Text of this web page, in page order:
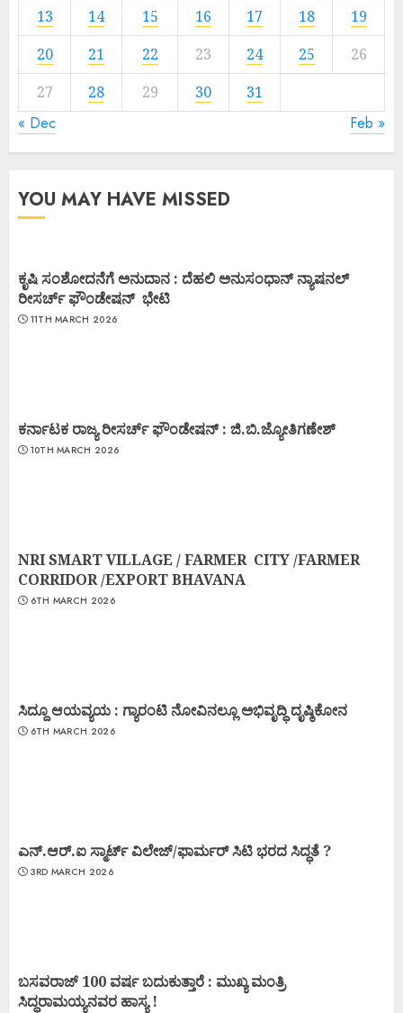
13
14 15 16 17 18
19
20
21 22 23 24 25
26
27
28 29 30 31
« Dec Feb »
YOU MAY HAVE MISSED
ಕೃಷಿ ಸಂಶೋದನೆಗೆ ಅನುದಾನ : ದೆಹಲಿ ಅನುಸಂಧಾನ್ ನ್ಯಾಷನಲ್
ರೀಸರ್ಚ್ ಫೌಂಡೇಷನ್ ಭೇಟಿ
11TH MARCH 2026
ಕರ್ನಾಟಕ ರಾಜ್ಯ ರೀಸರ್ಚ್ ಫೌಂಡೇಷನ್ : ಜಿ.ಬಿ.ಜ್ಯೋತಿಗಣೇಶ್
10TH MARCH 2026
NRI SMART VILLAGE / FARMER CITY /FARMER
CORRIDOR /EXPORT BHAVANA
6TH MARCH 2026
ಸಿದ್ದೂ ಆಯವ್ಯಯ : ಗ್ಯಾರಂಟಿ ನೋವಿನಲ್ಲೂ ಅಭಿವೃದ್ಧಿ ದೃಷ್ಠಿಕೋನ
6TH MARCH 2026
ಎನ್.ಆರ್.ಐ ಸ್ಮಾರ್ಟ್ ವಿಲೇಜ್/ಫಾರ್ಮರ್ ಸಿಟಿ ಭರದ ಸಿದ್ಧತೆ ?
3RD MARCH 2026
ಬಸವರಾಜ್ 100 ವರ್ಷ ಬದುಕುತ್ತಾರೆ : ಮುಖ್ಯ ಮಂತ್ರಿ
ಸಿದ್ಧರಾಮಯ್ಯನವರ ಹಾಸ್ಯ !